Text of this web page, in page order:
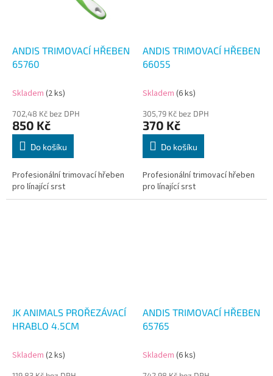
ANDIS TRIMOVACÍ HŘEBEN
65760
Skladem (2 ks)
702,48 Kč bez DPH
850 Kč
Do košíku
Profesionální trimovací hřeben
pro línající srst
ANDIS TRIMOVACÍ HŘEBEN
66055
Skladem (6 ks)
305,79 Kč bez DPH
370 Kč
Do košíku
Profesionální trimovací hřeben
pro línající srst
JK ANIMALS PROŘEZÁVACÍ
HRABLO 4.5CM
Skladem (2 ks)
ANDIS TRIMOVACÍ HŘEBEN
65765
Skladem (6 ks)